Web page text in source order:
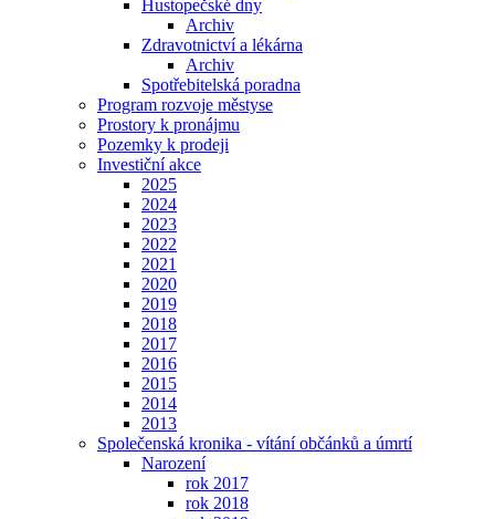
Hustopečské dny
Archiv
Zdravotnictví a lékárna
Archiv
Spotřebitelská poradna
Program rozvoje městyse
Prostory k pronájmu
Pozemky k prodeji
Investiční akce
2025
2024
2023
2022
2021
2020
2019
2018
2017
2016
2015
2014
2013
Společenská kronika - vítání občánků a úmrtí
Narození
rok 2017
rok 2018